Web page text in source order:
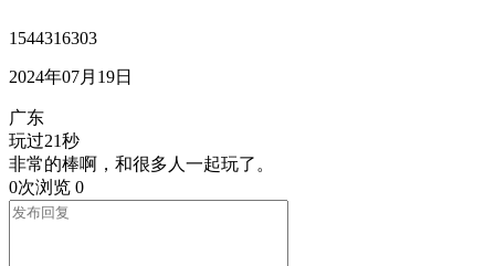
1544316303
2024年07月19日
广东
玩过21秒
非常的棒啊，和很多人一起玩了。
0次浏览 0